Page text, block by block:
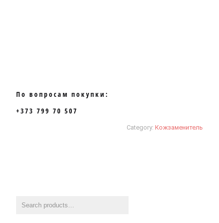
По вопросам покупки:
+373 799 70 507
Category: Кожзаменитель